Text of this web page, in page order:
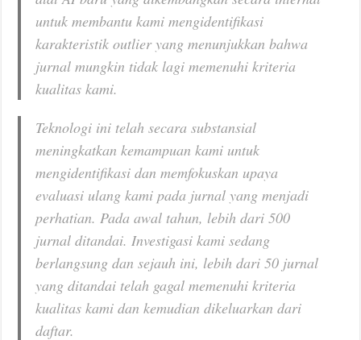
untuk membantu kami mengidentifikasi
karakteristik outlier yang menunjukkan bahwa
jurnal mungkin tidak lagi memenuhi kriteria
kualitas kami.
Teknologi ini telah secara substansial
meningkatkan kemampuan kami untuk
mengidentifikasi dan memfokuskan upaya
evaluasi ulang kami pada jurnal yang menjadi
perhatian. Pada awal tahun, lebih dari 500
jurnal ditandai. Investigasi kami sedang
berlangsung dan sejauh ini, lebih dari 50 jurnal
yang ditandai telah gagal memenuhi kriteria
kualitas kami dan kemudian dikeluarkan dari
daftar.